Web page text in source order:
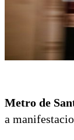
Metro de
a